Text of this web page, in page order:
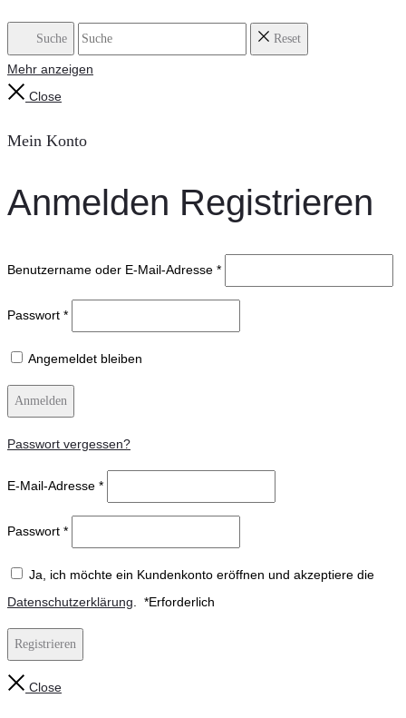
Suche Reset
Mehr anzeigen
Close
Mein Konto
Anmelden Registrieren
Benutzername oder E-Mail-Adresse *
Passwort *
Angemeldet bleiben
Anmelden
Passwort vergessen?
E-Mail-Adresse *
Passwort *
Ja, ich möchte ein Kundenkonto eröffnen und akzeptiere die
Datenschutzerklärung. *Erforderlich
Registrieren
Close